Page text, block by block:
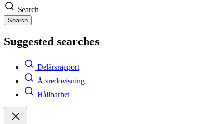
Search
Search
Suggested searches
Delårsrapport
Årsredovisning
Hållbarhet